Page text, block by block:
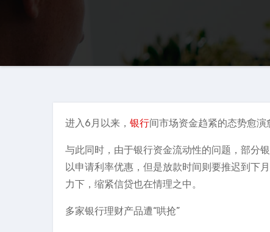
进入6月以来， 银行间市场资金趋紧的态势愈
与此同时，由于银行资金流动性的问题，部分
以申请利率优惠，但是放款时间则要推迟到下
力下，缩紧信贷也在情理之中。
多家银行理财产品遭“哄抢”